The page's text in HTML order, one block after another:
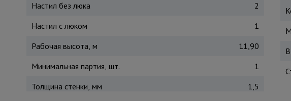
Настил без люка
2
Настил с люком
1
Рабочая высота, м
11,90
Минимальная партия, шт.
1
Толщина стенки, мм
1,5